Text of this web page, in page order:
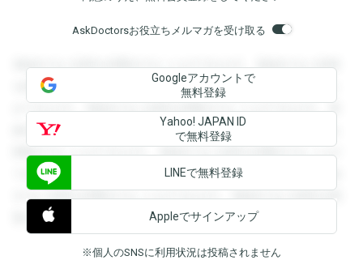
AskDoctorsお役立ちメルマガを受け取る
登録すると回答を閲覧することができます。登録すると回答
を閲覧することができます。登録すると回答を閲覧すること
ができます。登録すると回答を閲覧することができます。登
録すると回答を閲覧することができます。登録すると回答を
閲覧することができます。登録すると回答を閲覧することが
できます。登録すると回答を閲覧することができます。登録
すると回答を閲覧することができます。登録すると回答を閲
覧することができます。
Googleアカウントで
無料登録
Yahoo! JAPAN ID
で無料登録
LINEで無料登録
Appleでサインアップ
※個人のSNSに利用状況は投稿されません